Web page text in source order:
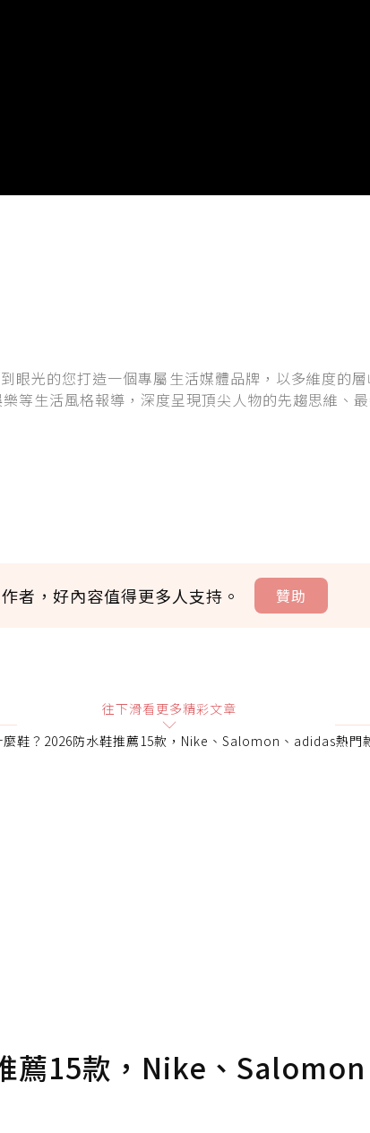
眼光的您打造一個專屬生活媒體品牌，以多維度的
等生活風格報導，深度呈現頂尖人物的先趨思維、
者，好內容值得更多人支持。 贊助
往下滑看更多精彩文章
麼鞋？2026防水鞋推薦15款，Nike、Salomon、adidas熱門
薦15款，Nike、